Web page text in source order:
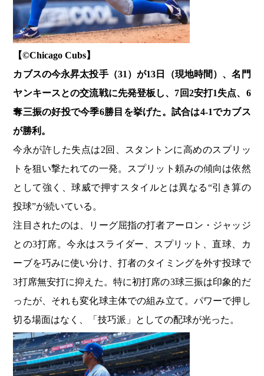
【©️Chicago Cubs】
カブスの今永昇太投手（31）が13日（現地時間）、名門
ヤンキースとの交流戦に先発登板し、7回2安打1失点、6
奪三振の好投で今季6勝目を挙げた。試合は4-1でカブス
が勝利。
今永が許した失点は2回、スタントンに高めのスプリッ
トを狙い撃たれての一発。スプリット頼みの傾向は依然
として強く、球威で押すスタイルとは異なる“引き算の
投球”が続いている。
注目されたのは、リーグ屈指の打者アーロン・ジャッジ
との3打席。今永はスライダー、スプリット、直球、カ
ーブを巧みに使い分け、打者のタイミングを外す投球で
3打席無安打に抑えた。特に初打席の3球三振は印象的だ
ったが、それも変化球主体での組み立て。パワーで押し
切る場面はなく、「技巧派」としての配球が光った。